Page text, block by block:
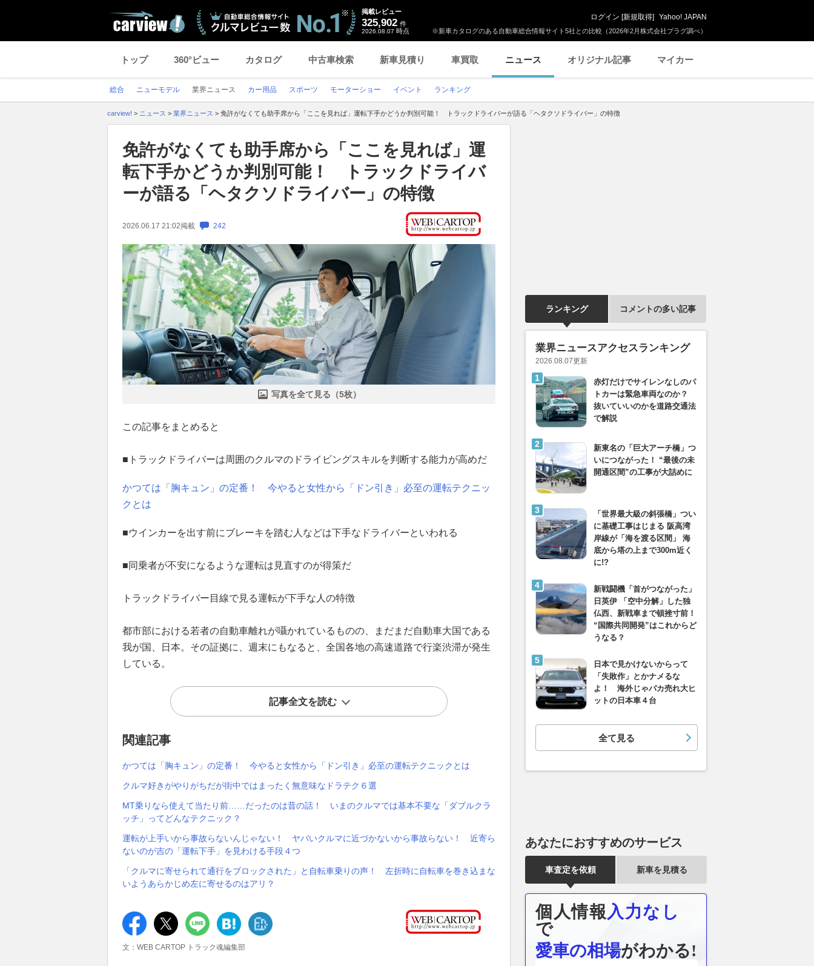
※新車カタログのある自動車総合情報サイト5社との比較（2026年2月株式会社プラグ調べ）
掲載レビュー
325,902 件
2026.08.07 時点
ログイン [新規取得] Yahoo! JAPAN
トップ 360°ビュー カタログ 中古車検索 新車見積り 車買取 ニュース オリジナル記事 マイカー
総合 ニューモデル 業界ニュース カー用品 スポーツ モーターショー イベント ランキング
carview! > ニュース > 業界ニュース > 免許がなくても助手席から「ここを見れば」運転下手かどうか判別可能！ トラックドライバーが語る「ヘタクソドライバー」の特徴
免許がなくても助手席から「ここを見れば」運
転下手かどうか判別可能！ トラックドライバ
ーが語る「ヘタクソドライバー」の特徴
2026.06.17 21:02掲載 242
写真を全て見る（5枚）
この記事をまとめると
■トラックドライバーは周囲のクルマのドライビングスキルを判断する能力が高めだ
かつては「胸キュン」の定番！ 今やると女性から「ドン引き」必至の運転テクニッ
クとは
■ウインカーを出す前にブレーキを踏む人などは下手なドライバーといわれる
■同乗者が不安になるような運転は見直すのが得策だ
トラックドライバー目線で見る運転が下手な人の特徴
都市部における若者の自動車離れが囁かれているものの、まだまだ自動車大国である
我が国、日本。その証拠に、週末にもなると、全国各地の高速道路で行楽渋滞が発生
している。
記事全文を読む
関連記事
かつては「胸キュン」の定番！ 今やると女性から「ドン引き」必至の運転テクニックとは
クルマ好きがやりがちだが街中ではまったく無意味なドラテク６選
MT乗りなら使えて当たり前……だったのは昔の話！ いまのクルマでは基本不要な「ダブルクラ
ッチ」ってどんなテクニック？
運転が上手いから事故らないんじゃない！ ヤバいクルマに近づかないから事故らない！ 近寄ら
ないのが吉の「運転下手」を見わける手段４つ
「クルマに寄せられて通行をブロックされた」と自転車乗りの声！ 左折時に自転車を巻き込まな
いようあらかじめ左に寄せるのはアリ？
文：WEB CARTOP トラック魂編集部
ランキング コメントの多い記事
業界ニュースアクセスランキング
2026.08.07更新
赤灯だけでサイレンなしのパ
トカーは緊急車両なのか？
抜いていいのかを道路交通法
で解説
新東名の「巨大アーチ橋」つ
いにつながった！ “最後の未
開通区間”の工事が大詰めに
「世界最大級の斜張橋」つい
に基礎工事はじまる 阪高湾
岸線が「海を渡る区間」 海
底から塔の上まで300m近く
に!?
新戦闘機「首がつながった」
日英伊 「空中分解」した独
仏西、新戦車まで頓挫寸前！
“国際共同開発”はこれからど
うなる？
日本で見かけないからって
「失敗作」とかナメるな
よ！ 海外じゃバカ売れ大ヒ
ットの日本車４台
全て見る
あなたにおすすめのサービス
車査定を依頼 新車を見積る
個人情報 入力なし
で
愛車の相場がわかる!